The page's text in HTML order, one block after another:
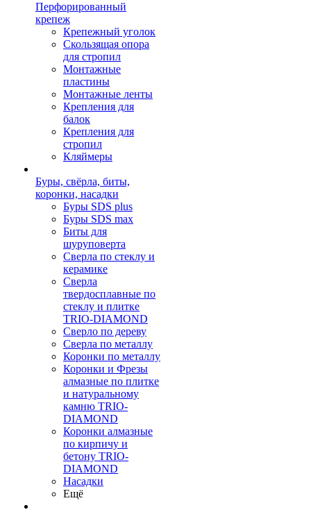
Перфорированный
крепеж
Крепежный уголок
Скользящая опора
для стропил
Монтажные
пластины
Монтажные ленты
Крепления для
балок
Крепления для
стропил
Кляймеры
Буры, свёрла, биты,
коронки, насадки
Буры SDS plus
Буры SDS max
Биты для
шуруповерта
Сверла по стеклу и
керамике
Сверла
твердосплавные по
стеклу и плитке
TRIO-DIAMOND
Сверло по дереву
Сверла по металлу
Коронки по металлу
Коронки и Фрезы
алмазные по плитке
и натуральному
камню TRIO-
DIAMOND
Коронки алмазные
по кирпичу и
бетону TRIO-
DIAMOND
Насадки
Ещё